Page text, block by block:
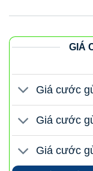
GIÁ
Giá cước
Giá cước
Giá cước